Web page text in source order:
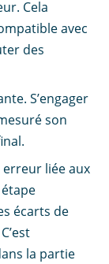
Cela
avec
des
S’engager
son
liée aux
écarts de
la partie